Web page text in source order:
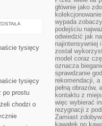
ISTOTNE tysięcy
tysięcy
po prostu
chodzi o
głównie jako
wypada
podejściu
odwiedzić jak
najintensywniej
został
model coraz
oznacza
sprawdzanie
rekomendacji, a
pełną obrazów,
kontaktu z
więc wybierać
rezygnacji z
Zamiast
kawałek po